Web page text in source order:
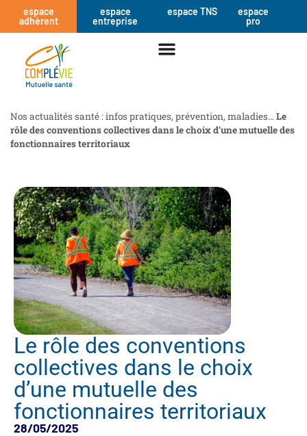
espace
adhérent
espace
entreprise
espace TNS
espace
pro
Nos actualités santé : infos pratiques, prévention, maladies… Le
rôle des conventions collectives dans le choix d’une mutuelle des
fonctionnaires territoriaux
Le rôle des conventions
collectives dans le choix
d’une mutuelle des
fonctionnaires territoriaux
28/05/2025